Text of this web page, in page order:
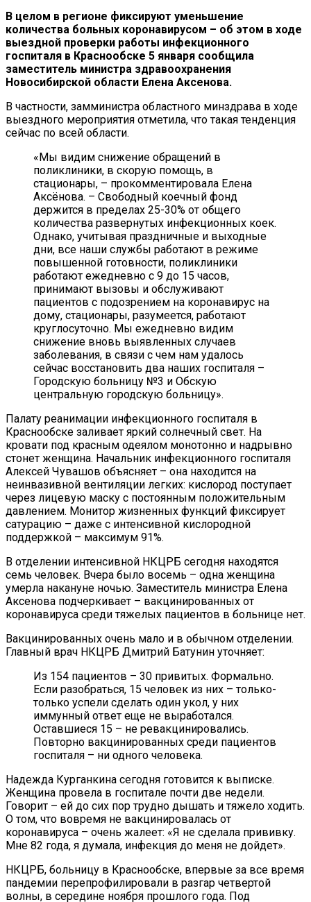
В целом в регионе фиксируют уменьшение
количества больных коронавирусом – об этом в ходе
выездной проверки работы инфекционного
госпиталя в Краснообске 5 января сообщила
заместитель министра здравоохранения
Новосибирской области Елена Аксенова.
В частности, замминистра областного минздрава в ходе
выездного мероприятия отметила, что такая тенденция
сейчас по всей области.
«Мы видим снижение обращений в
поликлиники, в скорую помощь, в
стационары, – прокомментировала Елена
Аксёнова. – Свободный коечный фонд
держится в пределах 25-30% от общего
количества развернутых инфекционных коек.
Однако, учитывая праздничные и выходные
дни, все наши службы работают в режиме
повышенной готовности, поликлиники
работают ежедневно с 9 до 15 часов,
принимают вызовы и обслуживают
пациентов с подозрением на коронавирус на
дому, стационары, разумеется, работают
круглосуточно. Мы ежедневно видим
снижение вновь выявленных случаев
заболевания, в связи с чем нам удалось
сейчас восстановить два наших госпиталя –
Городскую больницу №3 и Обскую
центральную городскую больницу».
Палату реанимации инфекционного госпиталя в
Краснообске заливает яркий солнечный свет. На
кровати под красным одеялом монотонно и надрывно
стонет женщина. Начальник инфекционного госпиталя
Алексей Чувашов объясняет – она находится на
неинвазивной вентиляции легких: кислород поступает
через лицевую маску с постоянным положительным
давлением. Монитор жизненных функций фиксирует
сатурацию – даже с интенсивной кислородной
поддержкой – максимум 91%.
В отделении интенсивной НКЦРБ сегодня находятся
семь человек. Вчера было восемь – одна женщина
умерла накануне ночью. Заместитель министра Елена
Аксенова подчеркивает – вакцинированных от
коронавируса среди тяжелых пациентов в больнице нет.
Вакцинированных очень мало и в обычном отделении.
Главный врач НКЦРБ Дмитрий Батунин уточняет:
Из 154 пациентов – 30 привитых. Формально.
Если разобраться, 15 человек из них – только-
только успели сделать один укол, у них
иммунный ответ еще не выработался.
Оставшиеся 15 – не ревакцинировались.
Повторно вакцинированных среди пациентов
госпиталя – ни одного человека.
Надежда Курганкина сегодня готовится к выписке.
Женщина провела в госпитале почти две недели.
Говорит – ей до сих пор трудно дышать и тяжело ходить.
О том, что вовремя не вакцинировалась от
коронавируса – очень жалеет: «Я не сделала прививку.
Мне 82 года, я думала, инфекция до меня не дойдет».
НКЦРБ, больницу в Краснообске, впервые за все время
пандемии перепрофилировали в разгар четвертой
волны, в середине ноября прошлого года. Под